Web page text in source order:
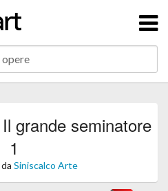
grande seminatore
1
Siniscalco Arte